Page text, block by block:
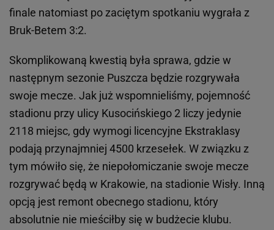
finale natomiast po zaciętym spotkaniu wygrała z
Bruk-Betem 3:2.
Skomplikowaną kwestią była sprawa, gdzie w
następnym sezonie Puszcza będzie rozgrywała
swoje mecze. Jak już wspomnieliśmy, pojemność
stadionu przy ulicy Kusocińskiego 2 liczy jedynie
2118 miejsc, gdy wymogi licencyjne Ekstraklasy
podają przynajmniej 4500 krzesełek. W związku z
tym mówiło się, że niepołomiczanie swoje mecze
rozgrywać będą w Krakowie, na stadionie Wisły. Inną
opcją jest remont obecnego stadionu, który
absolutnie nie mieściłby się w budżecie klubu.